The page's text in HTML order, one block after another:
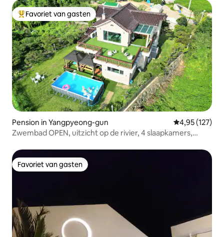
Topfavoriet van gasten
Favoriet van gasten
Pension in Yangpyeong-gun Gemiddelde
4,95 (127)
Zwembad OPEN, uitzicht op de rivier, 4 slaapkamers,
verdieping, keuken
Favoriet van gasten
Favoriet van gasten